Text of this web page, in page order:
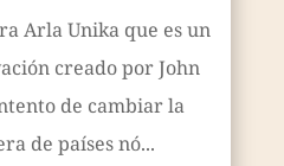
Arla Unika que es un
creado por John
de cambiar la
de países nó...